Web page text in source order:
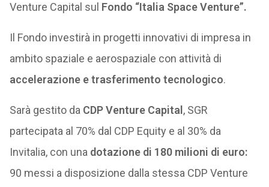
Venture Capital sul Fondo “Italia Space Venture”.
Il Fondo investirà in progetti innovativi di impresa in
ambito spaziale e aerospaziale con attività di
accelerazione e trasferimento tecnologico.
Sarà gestito da CDP Venture Capital , SGR
partecipata al 70% dal CDP Equity e al 30% da
Invitalia, con una dotazione di 180 milioni di euro:
90 messi a disposizione dalla stessa CDP Venture